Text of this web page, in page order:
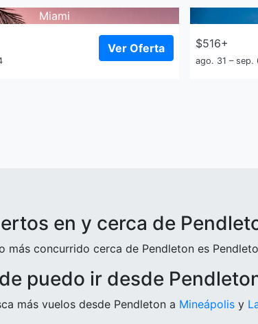
Miami
Ver Oferta
$516+
ago. 31 – sep.
en y cerca de
más concurrido cerca de Pendleton es
puedo ir desde
más vuelos desde Pendleton a Mineápolis y